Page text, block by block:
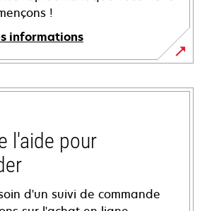
!
informations
l'aide pour
d'un suivi de commande